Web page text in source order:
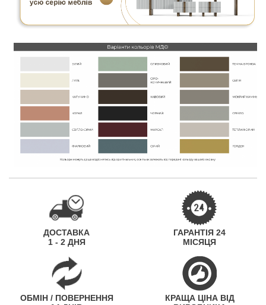
ДОСТАВКА
1 - 2 ДНЯ
ГАРАНТІЯ 24
МІСЯЦЯ
ОБМІН / ПОВЕРНЕННЯ
КРАЩА ЦІНА ВІД